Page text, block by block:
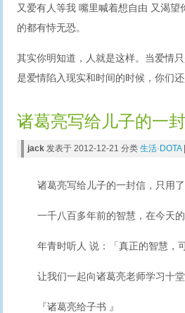
又爱有人等我 嘴里喊着想自由 又渴望
的都有恃无恐。
其实你明知道，人就是这样。当爱情
是爱情陷入现实和时间的时候，你们
诸葛亮写给儿子的一
jack 发表于 2012-12-21 分类 生活·DOTA|
诸葛亮写给儿子的一封信，只用
一千八百多年前的智慧，在今天
年青时听人 说：「真正的智慧，
让我们一起向诸葛亮老师学习十
『诸葛亮给子书 』